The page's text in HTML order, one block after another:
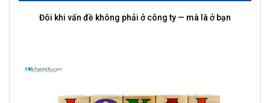
Đôi khi vấn đề không phải ở công ty — mà là ở bạn